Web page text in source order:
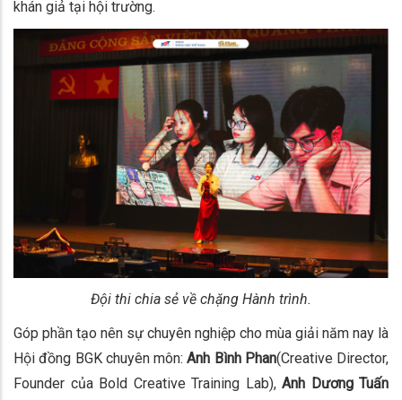
khán giả tại hội trường.
Đội thi chia sẻ về chặng Hành trình.
Góp phần tạo nên sự chuyên nghiệp cho mùa giải năm nay là
Hội đồng BGK chuyên môn:Anh Bình Phan(Creative Director,
Founder của Bold Creative Training Lab), Anh Dương Tuấn